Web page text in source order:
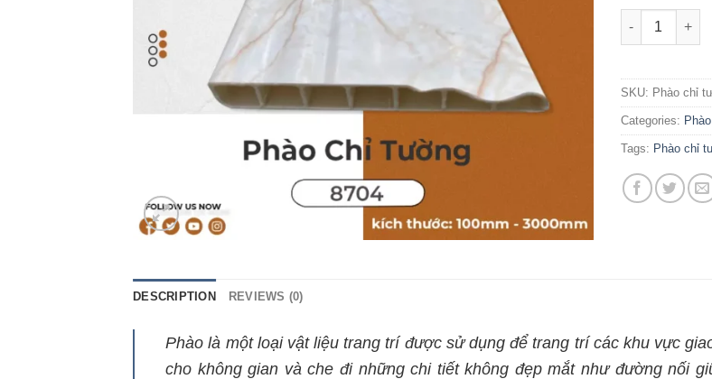
Phào chỉ
SKU: Phào chỉ
Categories:
Tags: Phào chỉ
DESCRIPTION REVIEWS (0)
Phào là một loại vật liệu trang trí được sử dụng để trang trí các khu vực
cho không gian và che đi những chi tiết không đẹp mắt như đường nối